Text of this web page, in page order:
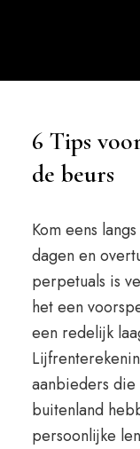
6 Tips
de beurs
Kom eens
dagen en
perpetuals is
het een
een redelijk
aanbieders die
buitenland
persoonlijke